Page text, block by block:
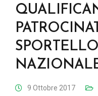
9 Ottobre 2017